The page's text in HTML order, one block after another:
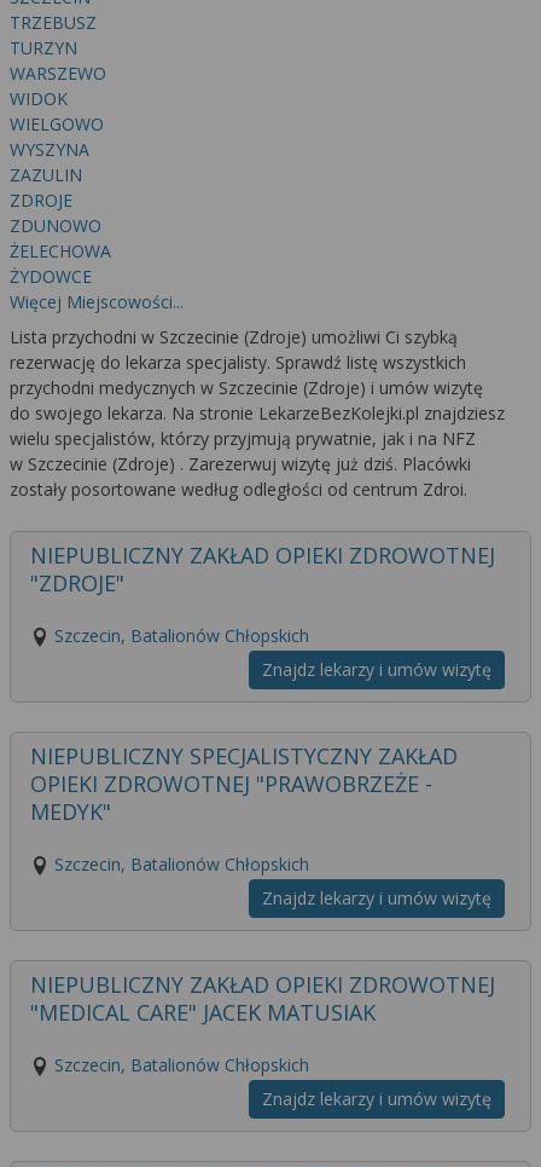
TRZEBUSZ
TURZYN
WARSZEWO
WIDOK
WIELGOWO
WYSZYNA
ZAZULIN
ZDROJE
ZDUNOWO
ŻELECHOWA
ŻYDOWCE
Więcej Miejscowości...
Lista przychodni w Szczecinie (Zdroje) umożliwi Ci szybką
rezerwację do lekarza specjalisty. Sprawdź listę wszystkich
przychodni medycznych w Szczecinie (Zdroje) i umów wizytę
do swojego lekarza. Na stronie LekarzeBezKolejki.pl znajdziesz
wielu specjalistów, którzy przyjmują prywatnie, jak i na NFZ
w Szczecinie (Zdroje) . Zarezerwuj wizytę już dziś. Placówki
zostały posortowane według odległości od centrum Zdroi.
NIEPUBLICZNY ZAKŁAD OPIEKI ZDROWOTNEJ
"ZDROJE"
Szczecin, Batalionów Chłopskich
Znajdz lekarzy i umów wizytę
NIEPUBLICZNY SPECJALISTYCZNY ZAKŁAD
OPIEKI ZDROWOTNEJ "PRAWOBRZEŻE -
MEDYK"
Szczecin, Batalionów Chłopskich
Znajdz lekarzy i umów wizytę
NIEPUBLICZNY ZAKŁAD OPIEKI ZDROWOTNEJ
"MEDICAL CARE" JACEK MATUSIAK
Szczecin, Batalionów Chłopskich
Znajdz lekarzy i umów wizytę